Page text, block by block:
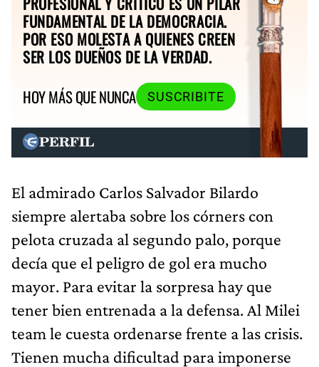
FUNDAMENTAL DE LA DEMOCRACIA.
POR ESO MOLESTA A QUIENES CREEN
SER LOS DUEÑOS DE LA VERDAD.
HOY MÁS QUE NUNCA
SUSCRIBITE
El admirado Carlos Salvador Bilardo
siempre alertaba sobre los córners con
pelota cruzada al segundo palo, porque
decía que el peligro de gol era mucho
mayor. Para evitar la sorpresa hay que
tener bien entrenada a la defensa. Al Milei
team le cuesta ordenarse frente a las crisis.
Tienen mucha dificultad para imponerse